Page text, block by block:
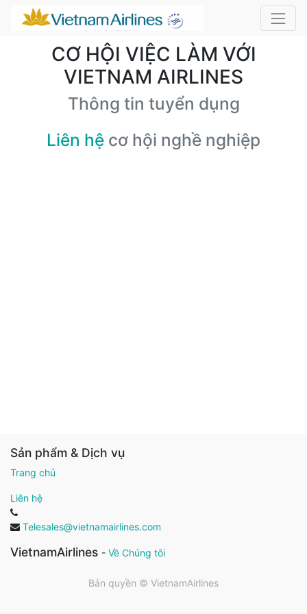
CƠ HỘI VIỆC LÀM VỚI
VIETNAM AIRLINES
Thông tin tuyển dụng
Liên hệ cơ hội nghề nghiệp
Sản phẩm & Dịch vụ
Trang chủ
Liên hệ
Telesales@vietnamairlines.com
VietnamAirlines - Về Chúng tôi
Bản quyền © VietnamAirlines